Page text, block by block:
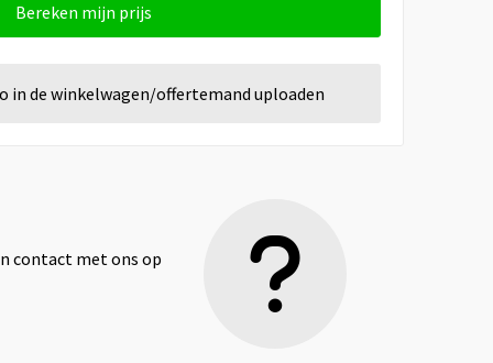
Bereken mijn prijs
in de winkelwagen/offertemand uploaden
contact met ons op